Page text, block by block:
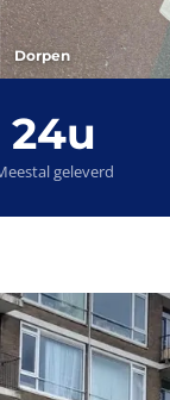
Dorpen
24u
geleverd